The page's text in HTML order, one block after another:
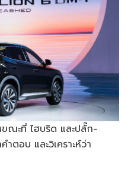
ณะที่ ไฮบริด และปลั๊ก-
ตอบ และวิเคราะห์ว่า